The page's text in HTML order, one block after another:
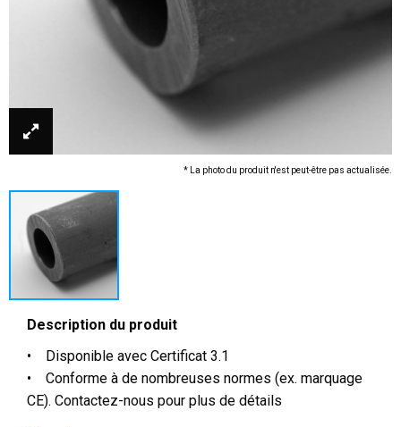
* La photo du produit n'est peut-être pas actualisée.
Description du produit
• Disponible avec Certificat 3.1
• Conforme à de nombreuses normes (ex. marquage
CE). Contactez-nous pour plus de détails